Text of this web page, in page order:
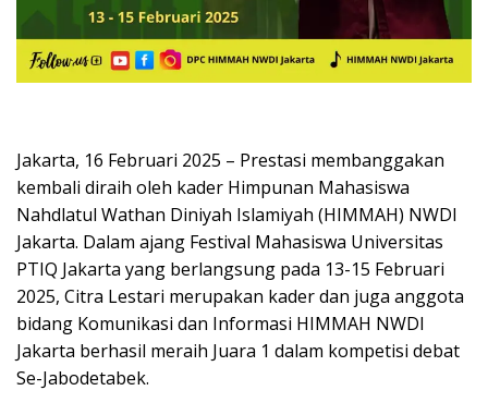
Jakarta, 16 Februari 2025 – Prestasi membanggakan
kembali diraih oleh kader Himpunan Mahasiswa
Nahdlatul Wathan Diniyah Islamiyah (HIMMAH) NWDI
Jakarta. Dalam ajang Festival Mahasiswa Universitas
PTIQ Jakarta yang berlangsung pada 13-15 Februari
2025, Citra Lestari merupakan kader dan juga anggota
bidang Komunikasi dan Informasi HIMMAH NWDI
Jakarta berhasil meraih Juara 1 dalam kompetisi debat
Se-Jabodetabek.